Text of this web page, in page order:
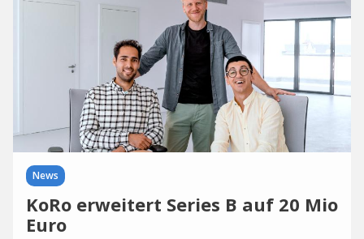
News
KoRo erweitert Series B auf 20 Mio
Euro